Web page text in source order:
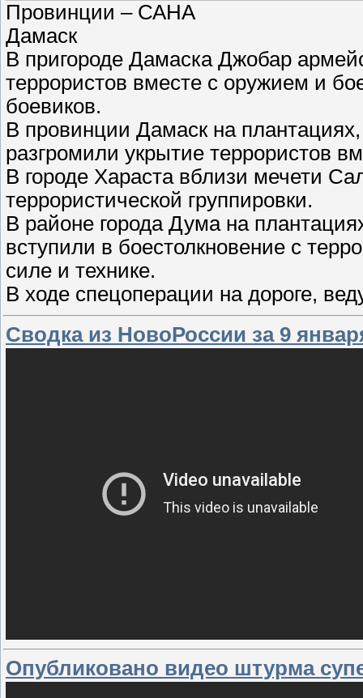
Провинции – САНА
Дамаск
В пригороде Дамаска Джобар
террористов вместе с оружием и
боевиков.
В провинции Дамаск на
разгромили укрытие террористов
В городе Хараста вблизи мечети
террористической группировки.
В районе города Дума на
вступили в боестолкновение с
силе и технике.
В ходе спецоперации на дороге,
Сводка из НовоРоссии за 9
Опубликовано видео штурма